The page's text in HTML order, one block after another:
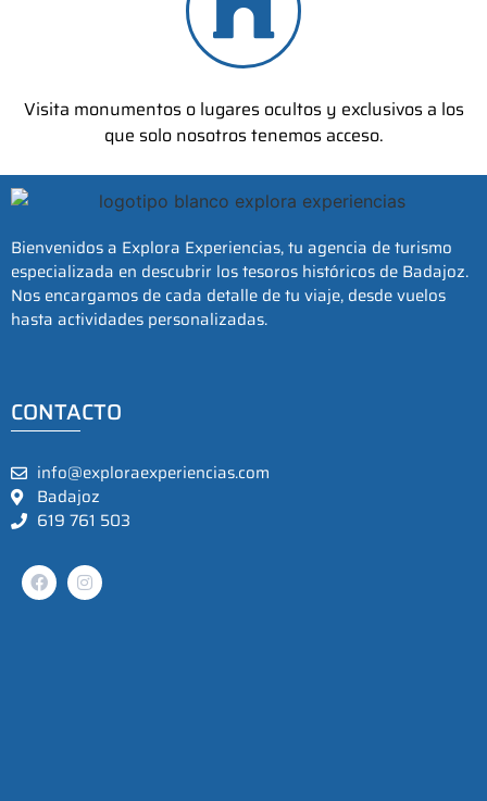
Visita monumentos o lugares ocultos y exclusivos a los
que solo nosotros tenemos acceso.
Bienvenidos a Explora Experiencias, tu agencia de turismo
especializada en descubrir los tesoros históricos de Badajoz.
Nos encargamos de cada detalle de tu viaje, desde vuelos
hasta actividades personalizadas.
CONTACTO
info@exploraexperiencias.com
Badajoz
619 761 503